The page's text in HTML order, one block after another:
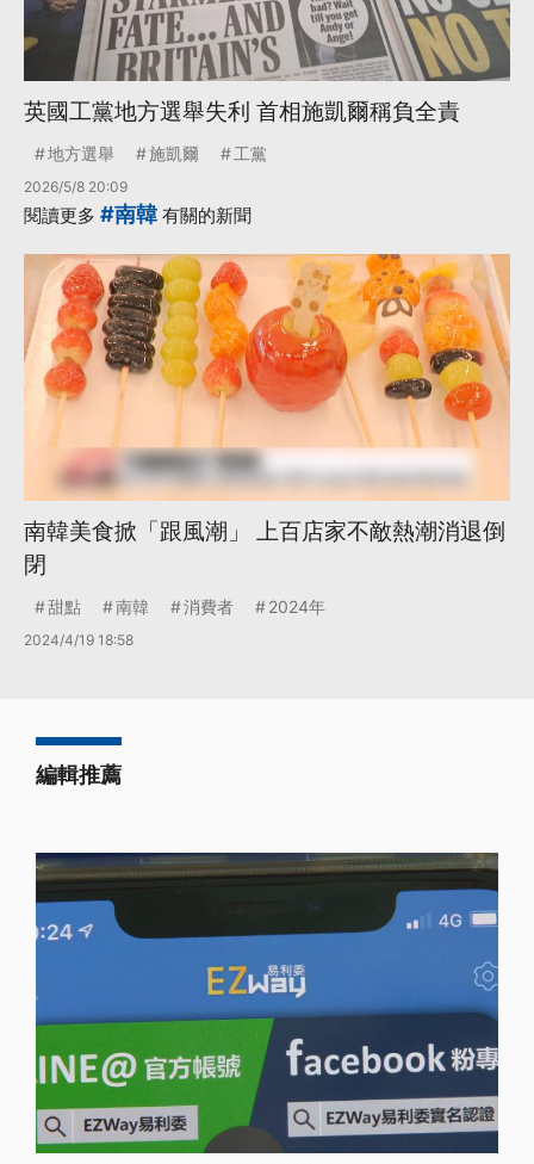
英國工黨地方選舉失利 首相施凱爾稱負全責
地方選舉 施凱爾 工黨
2026/5/8 20:09
閱讀更多 #南韓 有關的新聞
南韓美食掀「跟風潮」 上百店家不敵熱潮消退倒
閉
甜點 南韓 消費者 2024年
2024/4/19 18:58
編輯推薦